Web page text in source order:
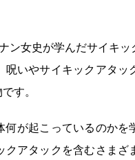
ン女史が学んだサイキ
いやサイキックアタッ
す。
が起こっているのかを
アタックを含むさまざ